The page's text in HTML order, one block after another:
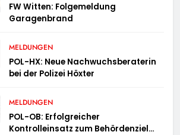
FW Witten: Folgemeldung
Garagenbrand
MELDUNGEN
POL-HX: Neue Nachwuchsberaterin
bei der Polizei Höxter
MELDUNGEN
POL-OB: Erfolgreicher
Kontrolleinsatz zum Behördenziel